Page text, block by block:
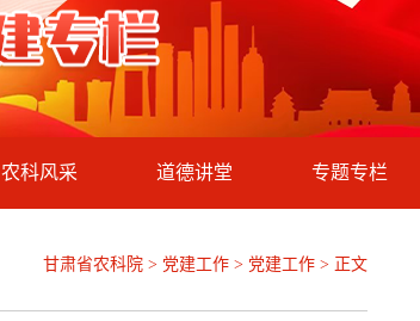
农科风采 道德讲堂 专题专栏
甘肃省农科院 > 党建工作 > 党建工作 > 正文